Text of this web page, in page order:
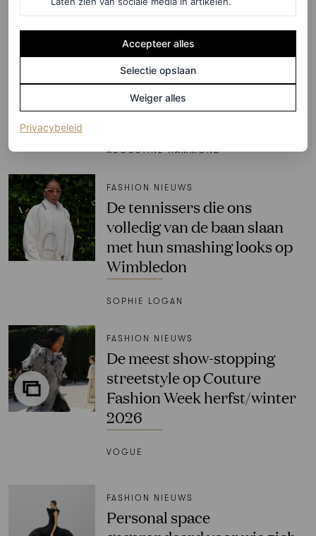
Jane Birkin en Kate Moss’
favoriete ballerinamerk gaat
voor een collab met
Birkenstock
AUGUSTINE HAMMOND
FASHION NIEUWS
De tennissers die ons
volledig van de baan slaan
met hun smashing looks op
Wimbledon
SOPHIE LOGAN
FASHION NIEUWS
De meest show-stopping
streetstyle op Couture
Fashion Week herfst/winter
2026
VOGUE
FASHION NIEUWS
Personal space
Accepteer alles
Selectie opslaan
Weiger alles
Privacybeleid